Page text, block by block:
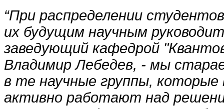
“При распределении
их будущим научным
заведующий кафедрой
Владимир Лебедев, - мы
в те научные группы,
активно работают над